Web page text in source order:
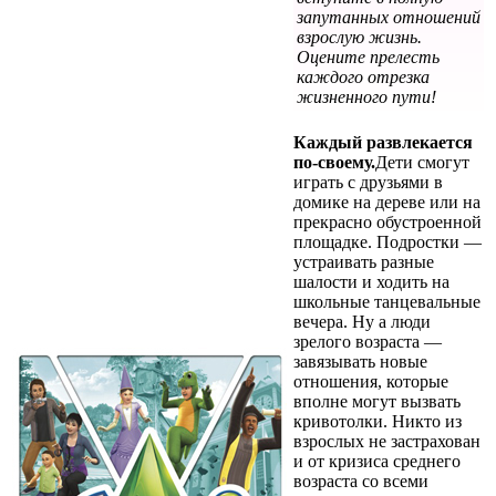
запутанных отношений
взрослую жизнь.
Оцените прелесть
каждого отрезка
жизненного пути!
Каждый развлекается
по-своему.Дети смогут
играть с друзьями в
домике на дереве или на
прекрасно обустроенной
площадке. Подростки —
устраивать разные
шалости и ходить на
школьные танцевальные
вечера. Ну а люди
зрелого возраста —
завязывать новые
отношения, которые
вполне могут вызвать
кривотолки. Никто из
взрослых не застрахован
и от кризиса среднего
возраста со всеми